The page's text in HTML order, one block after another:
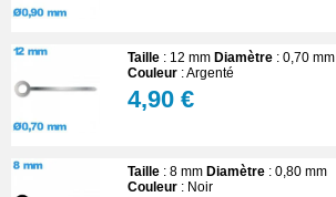
Taille : 12 mm Diamètre : 0,70 mm
Couleur : Argenté
4,90 €
Taille : 8 mm Diamètre : 0,80 mm
Couleur : Noir